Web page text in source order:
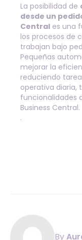
La posibilidad de
desde un
Central es una
los procesos de
trabajan bajo
Pequeñas
mejorar la
reduciendo
operativa diaria,
funcionalidades
Business Central.
.
By